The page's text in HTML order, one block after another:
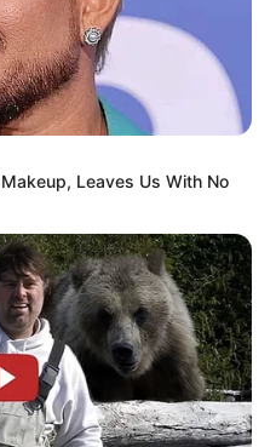
Canceling $80
Pill Hack
Leaves Us With No